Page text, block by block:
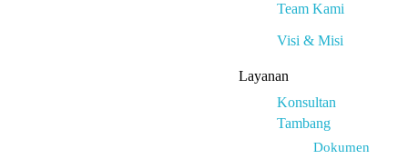
Team Kami
Visi & Misi
Layanan
Konsultan
Tambang
Dokumen